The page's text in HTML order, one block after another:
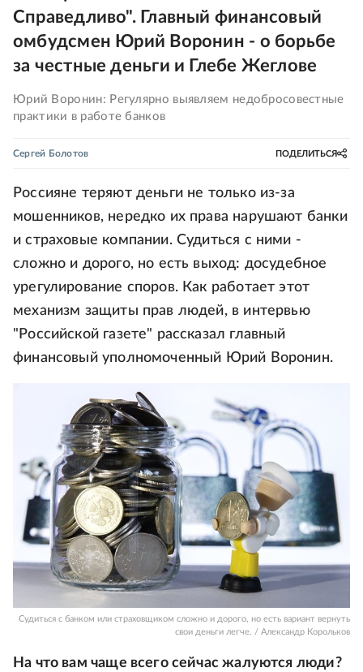
Справедливо". Главный финансовый
омбудсмен Юрий Воронин - о борьбе
за честные деньги и Глебе Жеглове
Юрий Воронин: Регулярно выявляем недобросовестные
практики в работе банков
Сергей Болотов ПОДЕЛИТЬСЯ
Россияне теряют деньги не только из-за
мошенников, нередко их права нарушают банки
и страховые компании. Судиться с ними -
сложно и дорого, но есть выход: досудебное
урегулирование споров. Как работает этот
механизм защиты прав людей, в интервью
"Российской газете" рассказал главный
финансовый уполномоченный Юрий Воронин.
Судиться с банком или страховщиком сложно и дорого, но есть вариант вернуть
свои деньги легче. / Александр Корольков
На что вам чаще всего сейчас жалуются люди?